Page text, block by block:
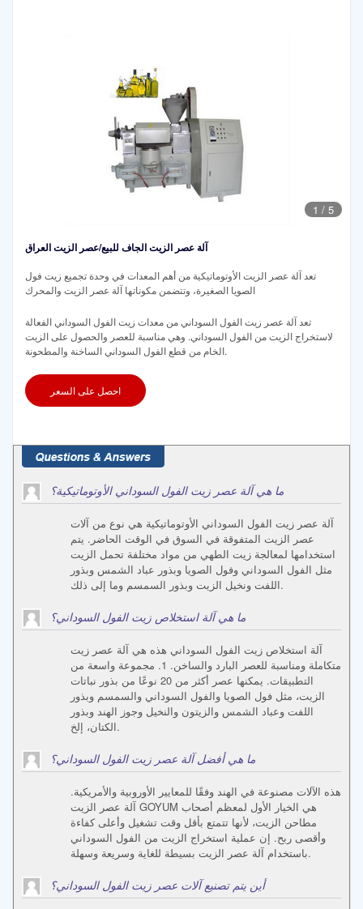
1 / 5
آلة عصر الزيت الجاف للبيع/عصر الزيت العراق
تعد آلة عصر الزيت الأوتوماتيكية من أهم المعدات في وحدة تجميع زيت فول
الصويا الصغيرة، وتتضمن مكوناتها آلة عصر الزيت والمحرك
تعد آلة عصر زيت الفول السوداني من معدات زيت الفول السوداني الفعالة
لاستخراج الزيت من الفول السوداني. وهي مناسبة للعصر والحصول على الزيت
الخام من قطع الفول السوداني الساخنة والمطحونة.
احصل على السعر
ما هي آلة عصر زيت الفول السوداني الأوتوماتيكية؟
آلة عصر زيت الفول السوداني الأوتوماتيكية هي نوع من آلات
عصر الزيت المتفوقة في السوق في الوقت الحاضر. يتم
استخدامها لمعالجة زيت الطهي من مواد مختلفة تحمل الزيت
مثل الفول السوداني وفول الصويا وبذور عباد الشمس وبذور
اللفت ونخيل الزيت وبذور السمسم وما إلى ذلك.
ما هي آلة استخلاص زيت الفول السوداني؟
آلة استخلاص زيت الفول السوداني هذه هي آلة عصر زيت
متكاملة ومناسبة للعصر البارد والساخن. 1. مجموعة واسعة من
التطبيقات. يمكنها عصر أكثر من 20 نوعًا من بذور نباتات
الزيت، مثل فول الصويا والفول السوداني والسمسم وبذور
اللفت وعباد الشمس والزيتون والنخيل وجوز الهند وبذور
الكتان، إلخ.
ما هي أفضل آلة عصر زيت الفول السوداني؟
هذه الآلات مصنوعة في الهند وفقًا للمعايير الأوروبية والأمريكية.
آلة عصر الزيت GOYUM هي الخيار الأول لمعظم أصحاب
مطاحن الزيت، لأنها تتمتع بأقل وقت تشغيل وأعلى كفاءة
وأقصى ربح. إن عملية استخراج الزيت من الفول السوداني
باستخدام آلة عصر الزيت بسيطة للغاية وسريعة وسهلة.
أين يتم تصنيع آلات عصر زيت الفول السوداني؟